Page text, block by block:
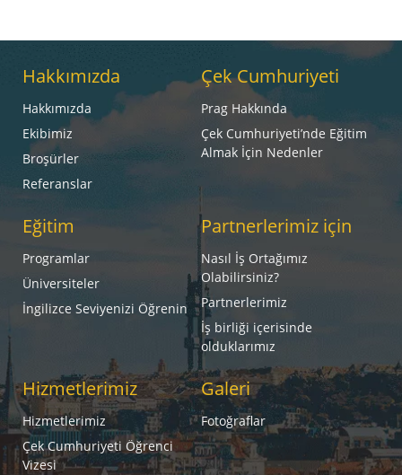
Hakkımızda
Hakkımızda
Ekibimiz
Broşürler
Referanslar
Çek Cumhuriyeti
Prag Hakkında
Çek Cumhuriyeti’nde Eğitim
Almak İçin Nedenler
Eğitim
Programlar
Üniversiteler
İngilizce Seviyenizi Öğrenin
Partnerlerimiz için
Nasıl İş Ortağımız
Olabilirsiniz?
Partnerlerimiz
İş birliği içerisinde
olduklarımız
Hizmetlerimiz
Hizmetlerimiz
Çek Cumhuriyeti Öğrenci
Vizesi
Galeri
Fotoğraflar